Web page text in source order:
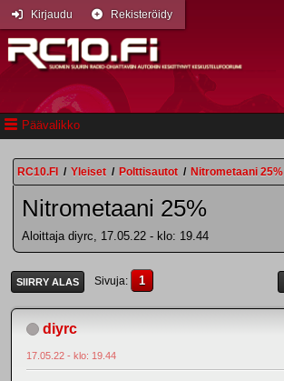
Päävalikko
Kirjaudu Rekisteröidy
RC10.FI / Yleiset / Polttisautot / Nitrometaani 25%
Nitrometaani 25%
Aloittaja diyrc, 17.05.22 - klo: 19.44
SIIRRY ALAS Sivuja 1
diyrc
17.05.22 - klo: 19.44